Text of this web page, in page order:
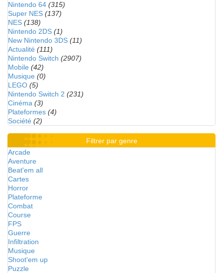
Nintendo 64 (315)
Super NES (137)
NES (138)
Nintendo 2DS (1)
New Nintendo 3DS (11)
Actualité (111)
Nintendo Switch (2907)
Mobile (42)
Musique (0)
LEGO (5)
Nintendo Switch 2 (231)
Cinéma (3)
Plateformes (4)
Société (2)
Filtrer par genre
Arcade
Aventure
Beat'em all
Cartes
Horror
Plateforme
Combat
Course
FPS
Guerre
Infiltration
Musique
Shoot'em up
Puzzle